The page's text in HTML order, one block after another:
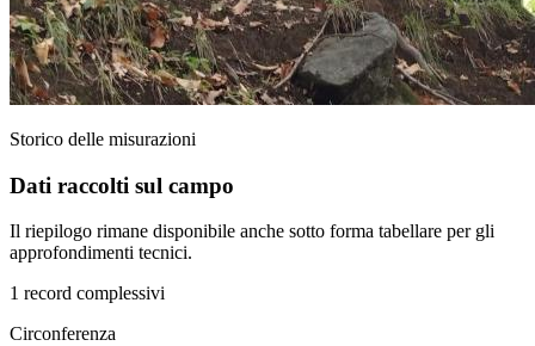
Storico delle misurazioni
Dati raccolti sul campo
Il riepilogo rimane disponibile anche sotto forma tabellare per gli
approfondimenti tecnici.
1 record complessivi
Circonferenza